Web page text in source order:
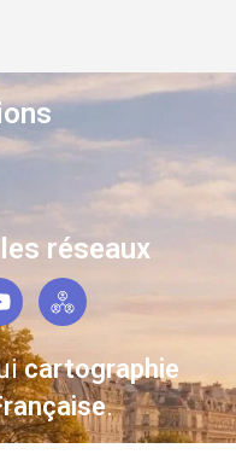
réseaux
cartographie
.